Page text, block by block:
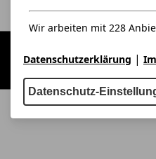
Wir arbeiten mit 228
Datenschutzerklärung |
Datenschutz-